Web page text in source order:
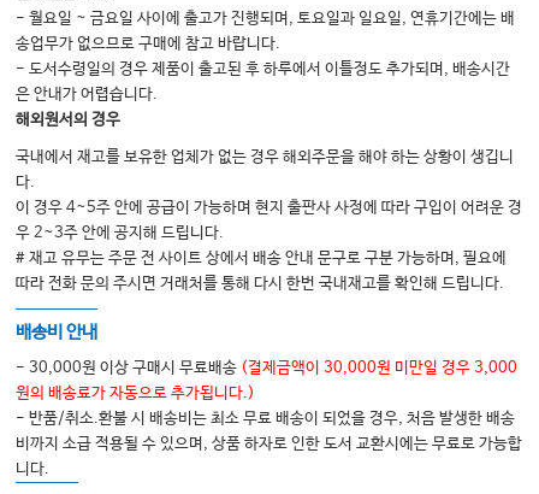
- 월요일 ~ 금요일 사이에 출고가 진행되며, 토요일과 일요일, 연휴기간에는 배
송업무가 없으므로 구매에 참고 바랍니다.
- 도서수령일의 경우 제품이 출고된 후 하루에서 이틀정도 추가되며, 배송시간
은 안내가 어렵습니다.
해외원서의 경우
국내에서 재고를 보유한 업체가 없는 경우 해외주문을 해야 하는 상황이 생깁니
다.
이 경우 4~5주 안에 공급이 가능하며 현지 출판사 사정에 따라 구입이 어려운 경
우 2~3주 안에 공지해 드립니다.
# 재고 유무는 주문 전 사이트 상에서 배송 안내 문구로 구분 가능하며, 필요에
따라 전화 문의 주시면 거래처를 통해 다시 한번 국내재고를 확인해 드립니다.
배송비 안내
- 30,000원 이상 구매시 무료배송 (결제금액이 30,000원 미만일 경우 3,000
원의 배송료가 자동으로 추가됩니다.)
- 반품/취소.환불 시 배송비는 최소 무료 배송이 되었을 경우, 처음 발생한 배송
비까지 소급 적용될 수 있으며, 상품 하자로 인한 도서 교환시에는 무료로 가능합
니다.